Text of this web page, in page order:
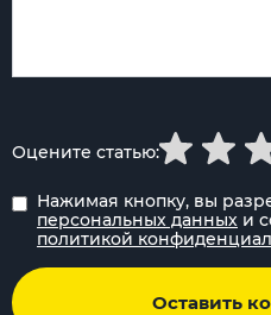
Нажимая кнопку, вы
персональных данных и
политикой
Оставить
Оцените статью: